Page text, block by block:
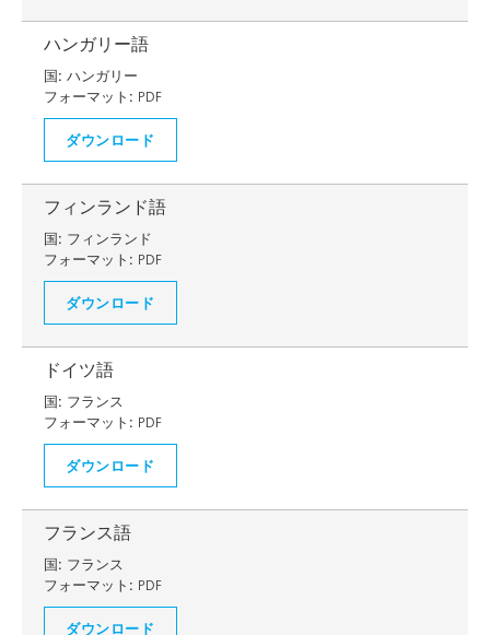
ハンガリー語
国: ハンガリー
フォーマット: PDF
ダウンロード
フィンランド語
国: フィンランド
フォーマット: PDF
ダウンロード
ドイツ語
国: フランス
フォーマット: PDF
ダウンロード
フランス語
国: フランス
フォーマット: PDF
ダウンロード